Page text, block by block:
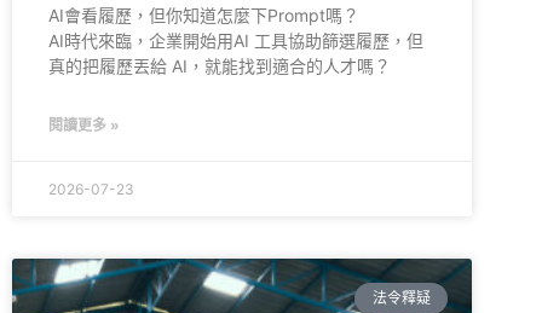
AI會看履歷，但你知道怎麼下Prompt嗎？
AI時代來臨，企業開始用AI 工具協助篩選履歷，但
真的把履歷丟給 AI，就能找到適合的人才嗎？
閱讀更多 »
2026-07-23
法令釋疑